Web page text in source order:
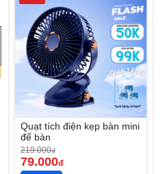
Quạt tích điện kẹp bàn mini
để bàn
219.000đ
79.000đ